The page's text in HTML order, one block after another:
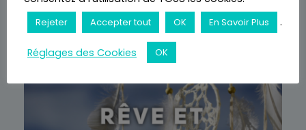
establecer su eficacia terapéutica.
Rejeter Accepter tout OK En Savoir Plus .
Réglages des Cookies OK